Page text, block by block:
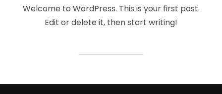
Welcome to WordPress. This is your first post.
Edit or delete it, then start writing!